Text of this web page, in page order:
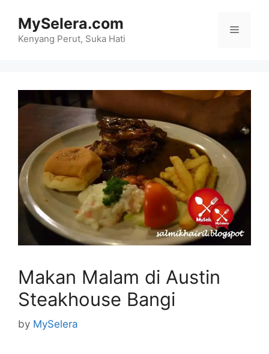
content
MySelera.com
Kenyang Perut, Suka Hati
Menu
Makan Malam di Austin
Steakhouse Bangi
by MySelera